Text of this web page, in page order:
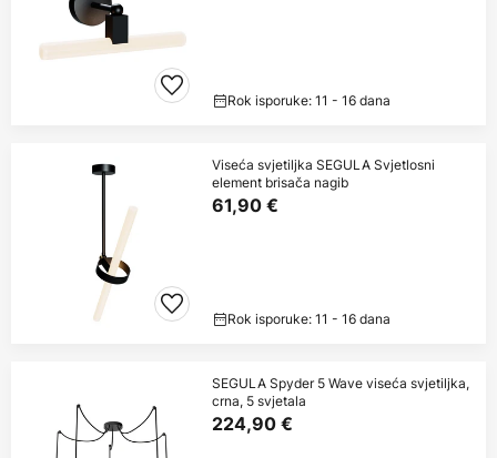
Rok isporuke: 11 - 16 dana
Viseća svjetiljka SEGULA Svjetlosni
element brisača nagib
61,90 €
Rok isporuke: 11 - 16 dana
SEGULA Spyder 5 Wave viseća svjetiljka,
crna, 5 svjetala
224,90 €